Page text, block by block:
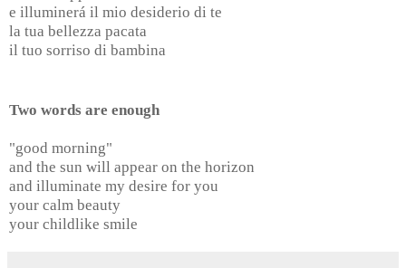
e illuminerá il mio desiderio di te
la tua bellezza pacata
il tuo sorriso di bambina
Two words are enough
"good morning"
and the sun will appear on the horizon
and illuminate my desire for you
your calm beauty
your childlike smile